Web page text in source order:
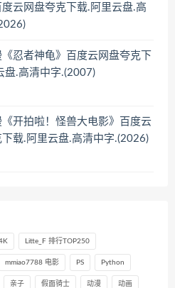
云网盘夸克下载.阿里云盘.高
忍者神龟》百度云网盘夸克下
盘.高清中字.(2007)
开拍啦！怪兽大电影》百度云
下载.阿里云盘.高清中字.(2026)
Litte_F 排行TOP250
mmiao7788 电影 PS Python
亲子 假面骑士 动漫 动画